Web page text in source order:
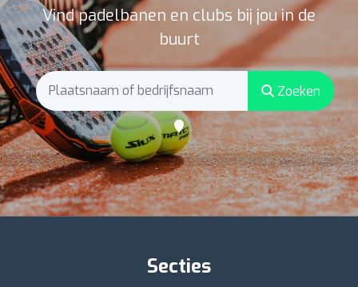
Vind padelbanen en clubs bij jou in de
buurt
Zoeken
Secties